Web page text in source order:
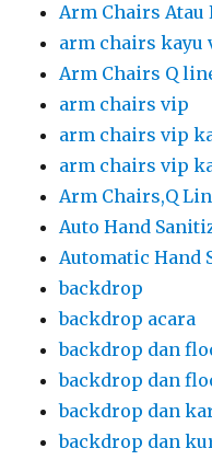
Arm Chairs Atau
arm chairs kayu
Arm Chairs Q
arm chairs vip
arm chairs vip
arm chairs vip
Arm Chairs,Q
Auto Hand
Automatic Hand
backdrop
backdrop acara
backdrop dan
backdrop dan
backdrop dan
backdrop dan